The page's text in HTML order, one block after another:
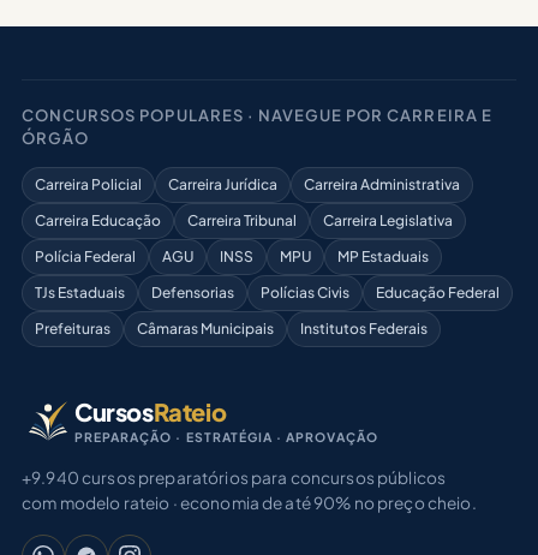
CONCURSOS POPULARES · NAVEGUE POR CARREIRA E
ÓRGÃO
Carreira Policial Carreira Jurídica
Carreira Administrativa
Carreira Educação
Carreira Tribunal
Carreira Legislativa
Polícia Federal
AGU INSS MPU
MP Estaduais
TJs Estaduais
Defensorias Polícias Civis
Educação Federal
Prefeituras
Câmaras Municipais Institutos Federais
CursosRateio
PREPARAÇÃO · ESTRATÉGIA · APROVAÇÃO
+9.940 cursos preparatórios para concursos públicos
com modelo rateio · economia de até 90% no preço cheio.